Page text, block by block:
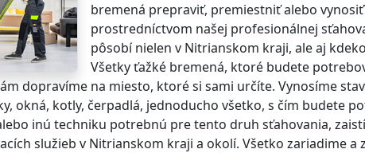
bremená prepraviť, premiestniť alebo
prostredníctvom našej profesionálnej
pôsobí nielen v Nitrianskom kraji, ale aj
Všetky ťažké bremená, ktoré budete
dopravíme na miesto, ktoré si sami určíte. Vynosíme
okná, kotly, čerpadlá, jednoducho všetko, s čím budete
inú techniku potrebnú pre tento druh sťahovania,
služieb v Nitrianskom kraji a okolí. Všetko zariadime a